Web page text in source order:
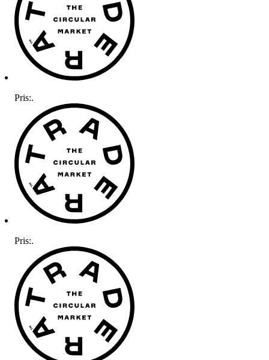
Pris:.
Pris:.